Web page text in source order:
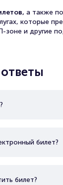
а также
которые
зоне и другие
билет?
билет?